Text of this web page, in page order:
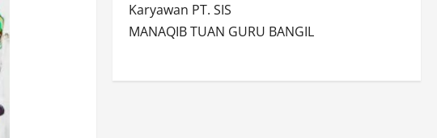
Karyawan PT. SIS
MANAQIB TUAN GURU BANGIL